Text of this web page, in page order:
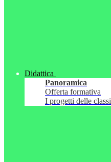
Didattica
Panoramica
Offerta formativa
I progetti delle classi